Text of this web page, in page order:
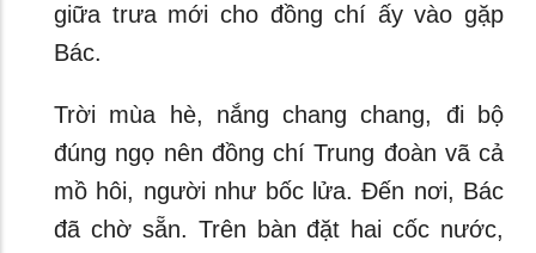
giữa trưa mới cho đồng chí ấy vào gặp
Bác.
Trời mùa hè, nắng chang chang, đi bộ
đúng ngọ nên đồng chí Trung đoàn vã cả
mồ hôi, người như bốc lửa. Đến nơi, Bác
đã chờ sẵn. Trên bàn đặt hai cốc nước,